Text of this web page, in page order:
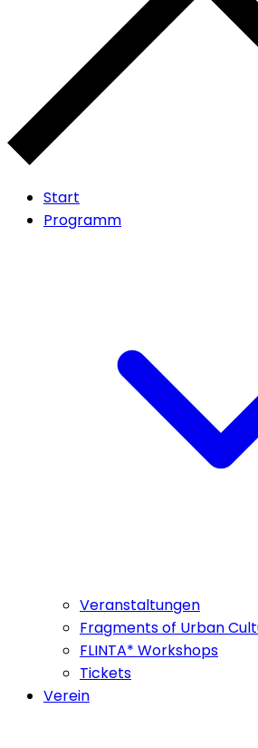
Start
Programm
Veranstaltungen
Fragments of Urban
FLINTA* Workshops
Tickets
Verein